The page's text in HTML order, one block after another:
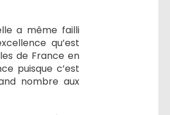
a même failli
qu’est
de France en
puisque c’est
nombre aux